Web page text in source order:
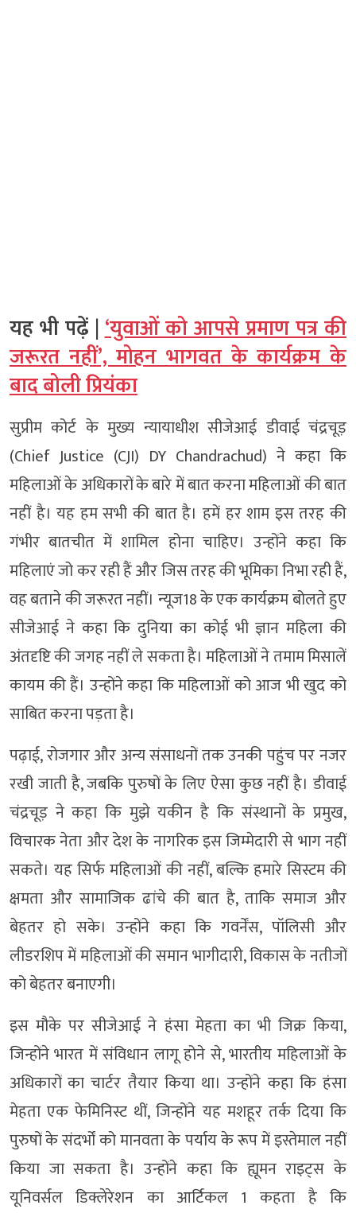
यह भी पढ़ें |‘युवाओं को आपसे प्रमाण पत्र की
जरूरत नहीं’, मोहन भागवत के कार्यक्रम के
बाद बोली प्रियंका
सुप्रीम कोर्ट के मुख्य न्यायाधीश सीजेआई डीवाई चंद्रचूड़
(Chief Justice (CJI) DY Chandrachud) ने कहा कि
महिलाओं के अधिकारों के बारे में बात करना महिलाओं की बात
नहीं है। यह हम सभी की बात है। हमें हर शाम इस तरह की
गंभीर बातचीत में शामिल होना चाहिए। उन्होंने कहा कि
महिलाएं जो कर रही हैं और जिस तरह की भूमिका निभा रही हैं,
वह बताने की जरूरत नहीं। न्यूज18 के एक कार्यक्रम बोलते हुए
सीजेआई ने कहा कि दुनिया का कोई भी ज्ञान महिला की
अंतदृष्टि की जगह नहीं ले सकता है। महिलाओं ने तमाम मिसालें
कायम की हैं। उन्होंने कहा कि महिलाओं को आज भी खुद को
साबित करना पड़ता है।
पढ़ाई, रोजगार और अन्य संसाधनों तक उनकी पहुंच पर नजर
रखी जाती है, जबकि पुरुषों के लिए ऐसा कुछ नहीं है। डीवाई
चंद्रचूड़ ने कहा कि मुझे यकीन है कि संस्थानों के प्रमुख,
विचारक नेता और देश के नागरिक इस जिम्मेदारी से भाग नहीं
सकते। यह सिर्फ महिलाओं की नहीं, बल्कि हमारे सिस्टम की
क्षमता और सामाजिक ढांचे की बात है, ताकि समाज और
बेहतर हो सके। उन्होंने कहा कि गवर्नेंस, पॉलिसी और
लीडरशिप में महिलाओं की समान भागीदारी, विकास के नतीजों
को बेहतर बनाएगी।
इस मौके पर सीजेआई ने हंसा मेहता का भी जिक्र किया,
जिन्होंने भारत में संविधान लागू होने से, भारतीय महिलाओं के
अधिकारों का चार्टर तैयार किया था। उन्होंने कहा कि हंसा
मेहता एक फेमिनिस्ट थीं, जिन्होंने यह मशहूर तर्क दिया कि
पुरुषों के संदर्भों को मानवता के पर्याय के रूप में इस्तेमाल नहीं
किया जा सकता है। उन्होंने कहा कि ह्यूमन राइट्स के
यूनिवर्सल डिक्लेरेशन का आर्टिकल 1 कहता है कि